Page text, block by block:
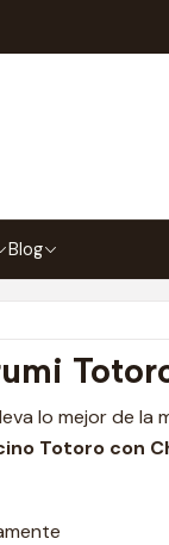
Blog
lo mejor de la
Totoro con